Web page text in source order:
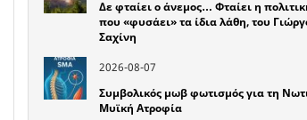
Δε φταίει ο άνεμος… Φταίει η
που «φυσάει» τα ίδια λάθη, του
Σαχίνη
2026-08-07
Συμβολικός μωβ φωτισμός για τη
Μυϊκή Ατροφία